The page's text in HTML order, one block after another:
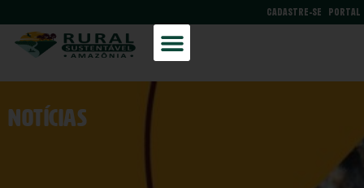
PORTAL
CADASTRE-SE
NOtícias